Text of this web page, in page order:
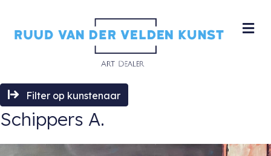
Filter op kunstenaar
Schippers A.